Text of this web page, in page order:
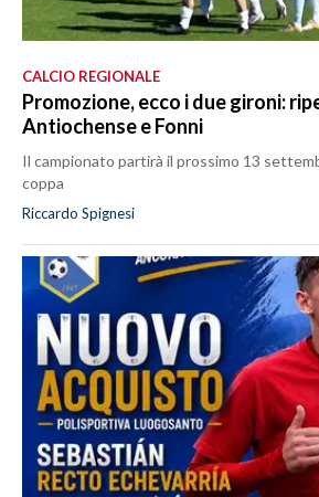
CALCIO REGIONALE
Promozione, ecco i due gironi:
Antiochense e Fonni
Il campionato partirà il prossimo 13
coppa
Riccardo Spignesi